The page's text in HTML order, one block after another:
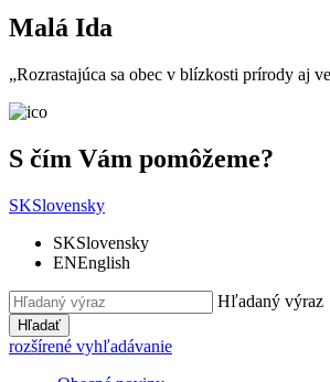
Malá Ida
„Rozrastajúca sa obec v blízkosti prírody aj
S čím Vám pomôžeme?
SKSlovensky
SKSlovensky
ENEnglish
Hľadaný výraz
Hľadať
rozšírené vyhľadávanie